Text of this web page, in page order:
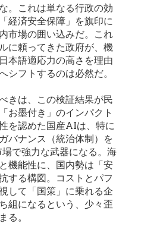
。これは単なる行政の効
経済安全保障」を旗印に
市場の囲い込みだ。これ
に頼ってきた政府が、機
本語適応力の高さを理由
シフトするのは必然だ。
きは、この検証結果が民
お墨付き」のインパクト
を認めた国産AIは、特に
バナンス（統治体制）を
で強力な武器になる。海
機能性に、国内勢は「安
する構図。コストとパフ
して「国策」に乗れる企
組になるという、少々歪
る。